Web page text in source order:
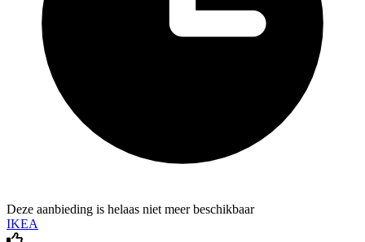
Deze aanbieding is helaas niet meer beschikbaar
IKEA